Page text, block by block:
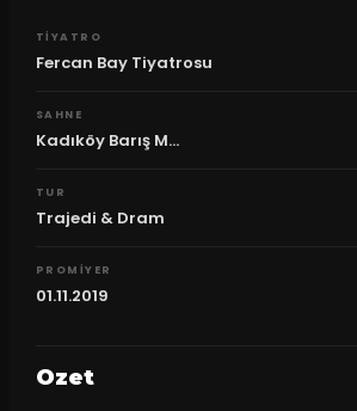
TIYATRO
Fercan Bay Tiyatrosu
SAHNE
Kadıköy Barış M...
TUR
Trajedi & Dram
PROMIYER
01.11.2019
Ozet